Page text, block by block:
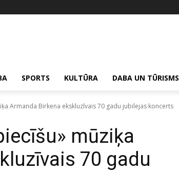
SPORTS KULTŪRA DABA UN TŪRISMS
Armanda Birkena ekskluzīvais 70 gadu jubilejas koncerts
mūziķa
70 gadu